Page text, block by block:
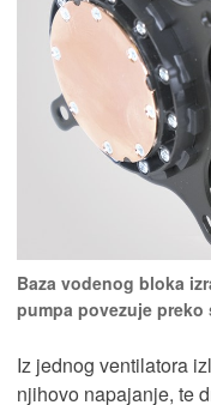
Baza vodenog bloka
pumpa povezuje
Iz jednog ventilatora
njihovo napajanje, te